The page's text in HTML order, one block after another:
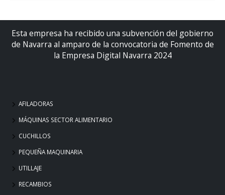
Esta empresa ha recibido una subvención del gobierno
de Navarra al amparo de la convocatoria de Fomento de
la Empresa Digital Navarra 2024
AFILADORAS
MÁQUINAS SECTOR ALIMENTARIO
CUCHILLOS
PEQUEÑA MAQUINARIA
UTILLAJE
RECAMBIOS